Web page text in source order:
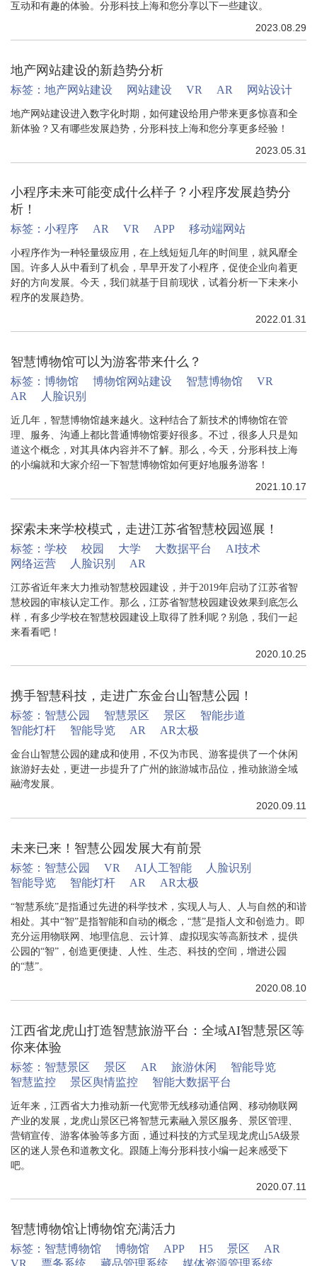
互动和有趣的体验。分形科技上海和您分享以下一些建议。
2023.08.29
地产网站建设的新趋势分析
标签： 地产网站建设 网站建设 VR AR 网站设计
地产网站建设进入数字化时期，如何建设给用户带来更多惊喜和全
新体验？又有哪些发展趋势，分形科技上海和您分享更多经验！
2023.05.31
小程序未来可能变成什么样子？小程序发展趋势分
析！
标签： 小程序 AR VR APP 移动端网站
小程序作为一种轻量级应用，在上线短短几年的时间里，就风靡全
国。许多人从中看到了机会，早早开发了小程序，促使企业向着更
好的方向发展。今天，我们就基于目前现状，试着分析一下未来小
程序的发展趋势。
2022.01.31
智慧博物馆可以为游客带来什么？
标签： 博物馆 博物馆网站建设 智慧博物馆
VR
AR
人脸识别
近几年，智慧博物馆越来越火。这种结合了新技术的博物馆在管
理、服务、沟通上都比普通博物馆要好很多。不过，很多人只是知
道这个概念，对其具体内容并不了解。那么，今天，分形科技上海
的小编就和大家介绍一下智慧博物馆如何更好地服务游客！
2021.10.17
探索未来学校模式，走进江苏省智慧校园巡展！
标签： 学校 校园 大学 大数据平台
AI技术
网络运营
人脸识别 AR
江苏省近年来大力推动智慧校园建设，并于2019年启动了江苏省智
慧校园的审核认定工作。那么，江苏省智慧校园建设效果到底怎么
样，有多少学校在智慧校园建设上取得了胜利呢？别急，我们一起
来看看吧！
2020.10.25
携手智慧科技，走进广东金台山智慧公园！
标签： 智慧公园 智慧景区 景区
智能步道
智能灯杆
智能导览 AR AR太极
金台山智慧公园的建成和使用，不仅为市民、游客提供了一个休闲
旅游好去处，更进一步提升了广州的旅游城市品位，推动旅游全域
融湾发展。
2020.09.11
未来已来！智慧公园发展大有前景
标签： 智慧公园 VR AI人工智能
人脸识别
智能导览
智能灯杆 AR AR太极
“智慧系统”是指通过先进的科学技术，实现人与人、人与自然的和谐
相处。其中“智”是指智能和自动的概念，“慧”是指人文和创造力。即
充分运用物联网、地理信息、云计算、虚拟现实等高新技术，提供
公园的“智”，创造更便捷、人性、生态、科技的空间，增进公园
的“慧”。
2020.08.10
江西省龙虎山打造智慧旅游平台：全域AI智慧景区等
你来体验
标签： 智慧景区 景区 AR 旅游休闲
智能导览
智慧监控
景区舆情监控 智能大数据平台
近年来，江西省大力推动新一代宽带无线移动通信网、移动物联网
产业的发展，龙虎山景区已将智慧元素融入景区服务、景区管理、
营销宣传、游客体验等多方面，通过科技的方式呈现龙虎山5A级景
区的迷人景色和道教文化。跟随上海分形科技小编一起来感受下
吧。
2020.07.11
智慧博物馆让博物馆充满活力
标签： 智慧博物馆 博物馆 APP H5 景区
AR